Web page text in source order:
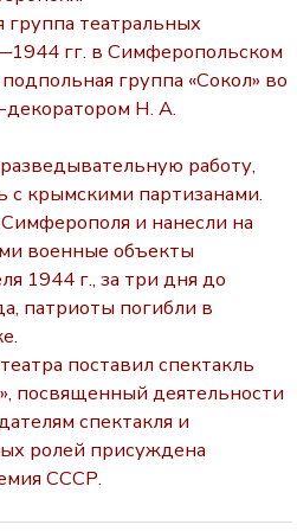
театральных
гг. в Симферопольском
группа «Сокол» во
Н. А.
работу,
с крымскими партизанами.
и нанесли на
военные объекты
1944 г., за три дня до
патриоты погибли в
поставил спектакль
посвященный деятельности
спектакля и
ролей присуждена
СССР.